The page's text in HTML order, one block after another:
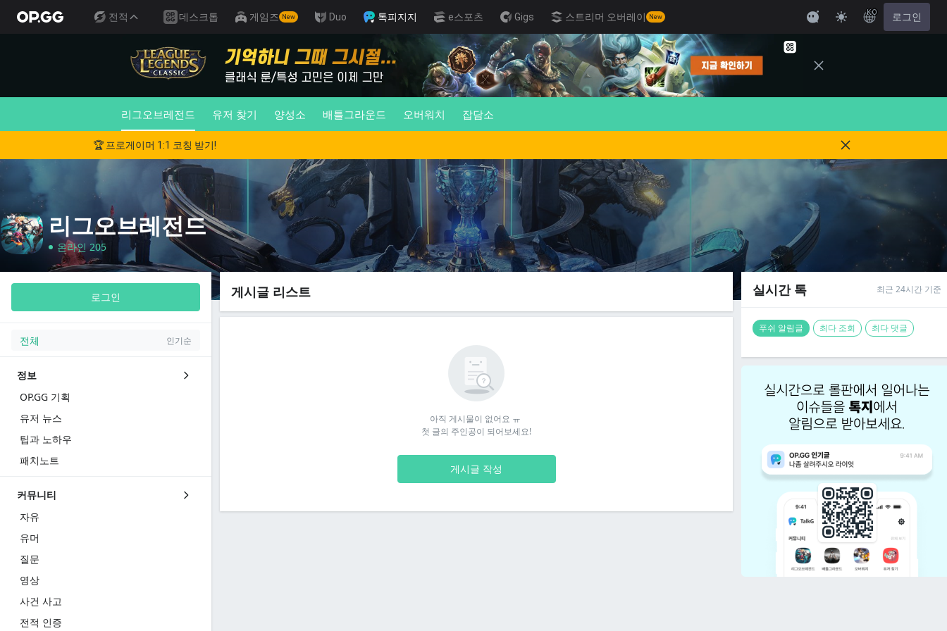
전적 데스크톱 게임즈 New Duo 톡피지지 e스포츠 Gigs 스트리머 오버레이 New
KO 로그인
리그오브레전드 유저 찾기 양성소 배틀그라운드 오버워치 잡담소
🏆 프로게이머 1:1 코칭 받기!
리그오브레전드
온라인 205
로그인
전체 인기순
정보
OP.GG 기획
유저 뉴스
팁과 노하우
패치노트
커뮤니티
자유
유머
질문
영상
사건 사고
전적 인증
게시글 리스트
아직 게시물이 없어요 ㅠ
첫 글의 주인공이 되어보세요!
게시글 작성
실시간 톡 최근 24시간 기준
푸쉬 알림글 최다 조회 최다 댓글